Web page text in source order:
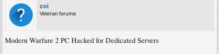
zoi
Veteran foruma
Modern Warfare 2 PC Hacked for Dedicated Servers